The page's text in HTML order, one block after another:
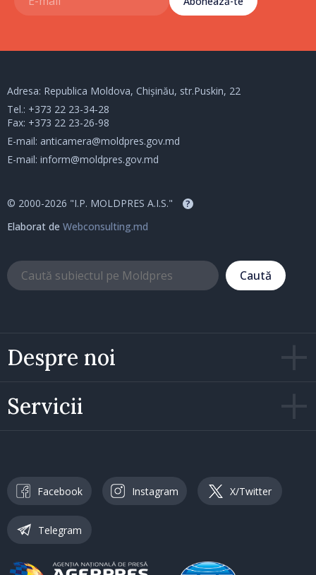
Despre noi
Servicii
Adresa: Republica Moldova, Chișinău, str.Puskin, 22
Tel.: +373 22 23-34-28
Fax: +373 22 23-26-98
E-mail: anticamera@moldpres.gov.md
E-mail: inform@moldpres.gov.md
© 2000-2026 "I.P. MOLDPRES A.I.S." ?
Elaborat de Webconsulting.md
Caută
Facebook Instagram X/Twitter
Telegram